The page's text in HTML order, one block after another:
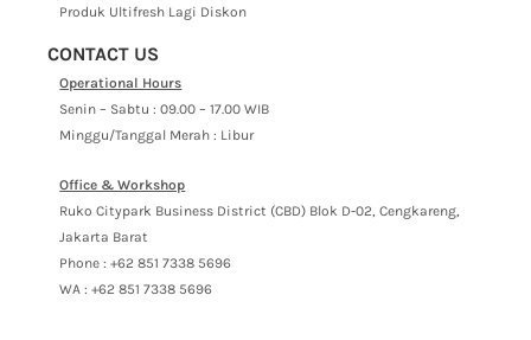
CONTACT US
Produk Ultifresh Lagi Diskon
Operational Hours
Senin – Sabtu : 09.00 – 17.00 WIB
Minggu/Tanggal Merah : Libur
Office & Workshop
Ruko Citypark Business District (CBD) Blok D-02, Cengkareng,
Jakarta Barat
Phone : +62 851 7338 5696
WA : +62 851 7338 5696